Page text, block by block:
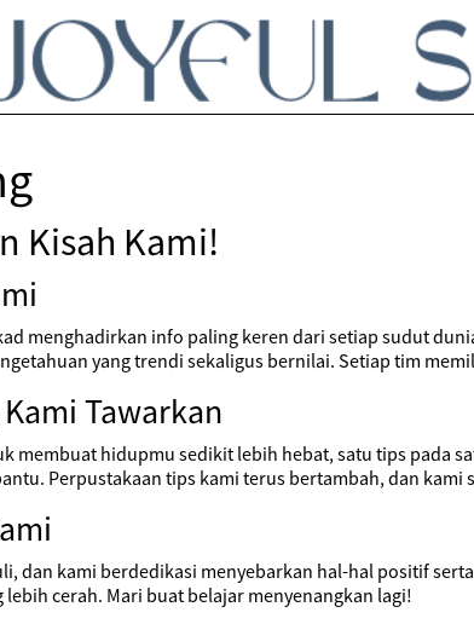
Kisah Kami!
menghadirkan info paling keren dari setiap sudut
yang trendi sekaligus bernilai. Setiap tim
Tawarkan
membuat hidupmu sedikit lebih hebat, satu tips pada
Perpustakaan tips kami terus bertambah, dan kami
dan kami berdedikasi menyebarkan hal-hal positif
lebih cerah. Mari buat belajar menyenangkan lagi!